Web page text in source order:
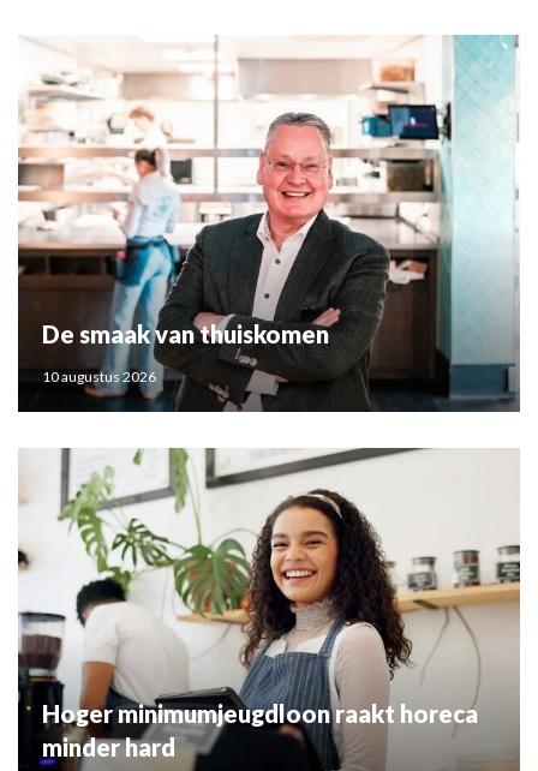
De smaak van thuiskomen
10 augustus 2026
Hoger minimumjeugdloon raakt horeca
minder hard